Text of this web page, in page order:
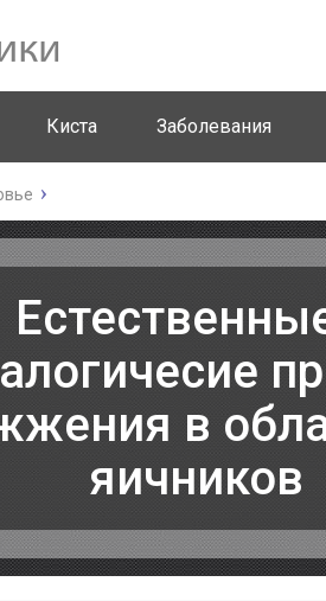
Киста Заболевания
в
яичников